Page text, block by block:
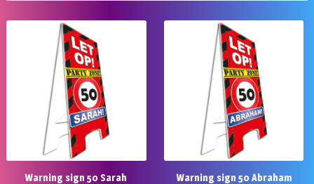
Klantenservice
Inloggen
Warning sign 50 Sarah Warning sign 50 Abraham